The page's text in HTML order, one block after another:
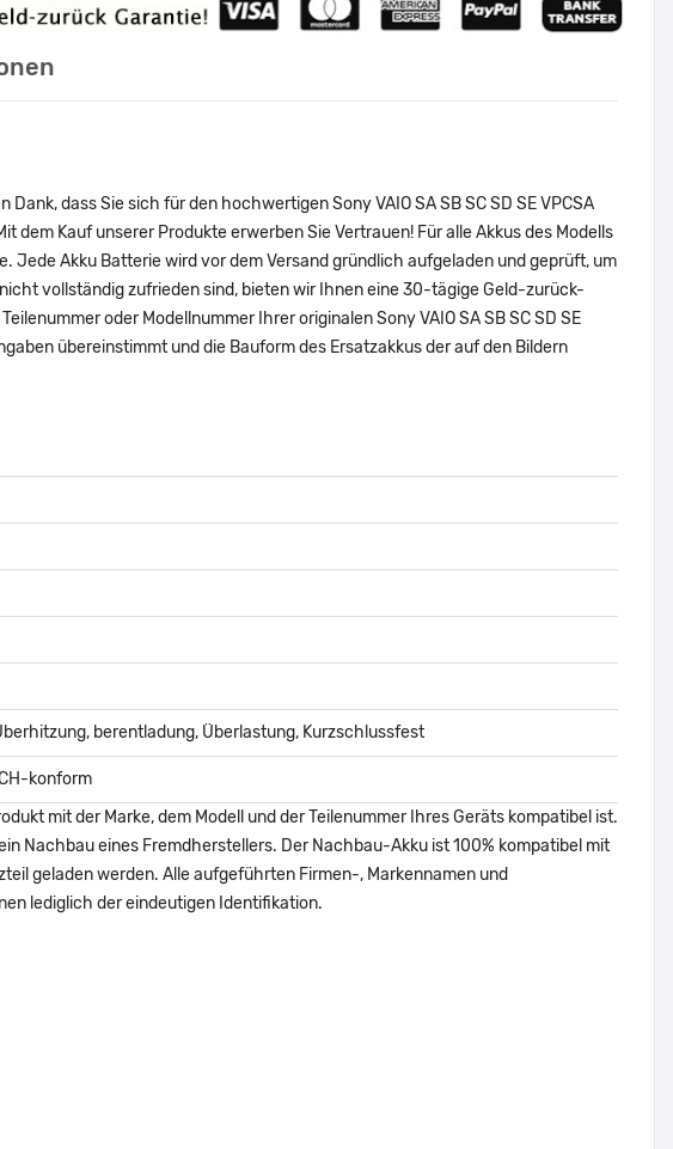
dass Sie sich für den hochwertigen Sony VAIO SA SB SC SD SE VPCSA
dem Kauf unserer Produkte erwerben Sie Vertrauen! Für alle Akkus des Modells
Jede Akku Batterie wird vor dem Versand gründlich aufgeladen und geprüft, um
vollständig zufrieden sind, bieten wir Ihnen eine 30-tägige Geld-zurück-
oder Modellnummer Ihrer originalen Sony VAIO SA SB SC SD SE
übereinstimmt und die Bauform des Ersatzakkus der auf den Bildern
berentladung, Überlastung, Kurzschlussfest
konform
mit der Marke, dem Modell und der Teilenummer Ihres Geräts kompatibel ist.
Nachbau eines Fremdherstellers. Der Nachbau-Akku ist 100% kompatibel mit
geladen werden. Alle aufgeführten Firmen-, Markennamen und
lediglich der eindeutigen Identifikation.